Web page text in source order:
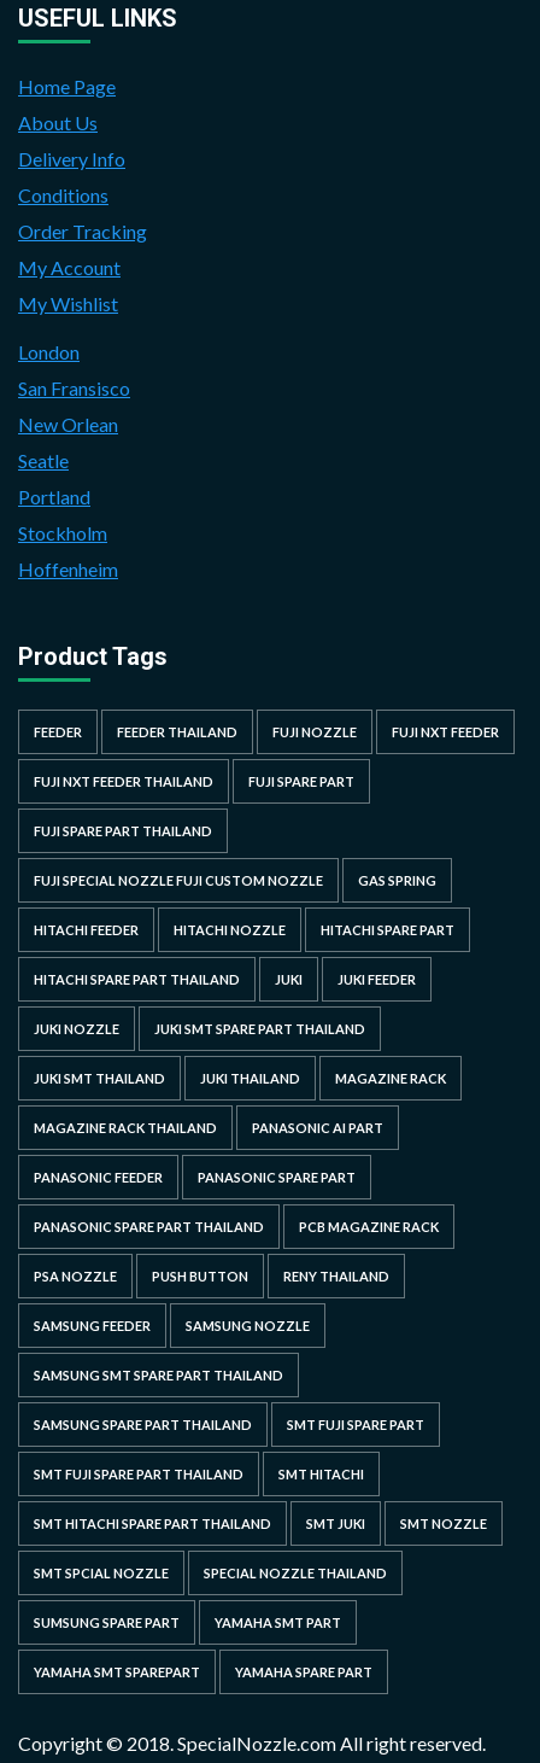
USEFUL LINKS
Home Page
About Us
Delivery Info
Conditions
Order Tracking
My Account
My Wishlist
London
San Fransisco
New Orlean
Seatle
Portland
Stockholm
Hoffenheim
Product Tags
FEEDER FEEDER THAILAND FUJI NOZZLE FUJI NXT FEEDER
FUJI NXT FEEDER THAILAND FUJI SPARE PART
FUJI SPARE PART THAILAND
FUJI SPECIAL NOZZLE FUJI CUSTOM NOZZLE GAS SPRING
HITACHI FEEDER HITACHI NOZZLE HITACHI SPARE PART
HITACHI SPARE PART THAILAND JUKI JUKI FEEDER
JUKI NOZZLE JUKI SMT SPARE PART THAILAND
JUKI SMT THAILAND JUKI THAILAND MAGAZINE RACK
MAGAZINE RACK THAILAND PANASONIC AI PART
PANASONIC FEEDER PANASONIC SPARE PART
PANASONIC SPARE PART THAILAND PCB MAGAZINE RACK
PSA NOZZLE PUSH BUTTON RENY THAILAND
SAMSUNG FEEDER SAMSUNG NOZZLE
SAMSUNG SMT SPARE PART THAILAND
SAMSUNG SPARE PART THAILAND SMT FUJI SPARE PART
SMT FUJI SPARE PART THAILAND SMT HITACHI
SMT HITACHI SPARE PART THAILAND SMT JUKI SMT NOZZLE
SMT SPCIAL NOZZLE SPECIAL NOZZLE THAILAND
SUMSUNG SPARE PART YAMAHA SMT PART
YAMAHA SMT SPAREPART YAMAHA SPARE PART
Copyright © 2018. SpecialNozzle.com All right reserved.